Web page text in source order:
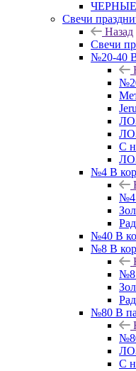
ЧЕРНЫЕ
Свечи
Назад
Свечи
№20-40
С
№4 В
№4
№40 В
№8 В
№8
№80 В
С